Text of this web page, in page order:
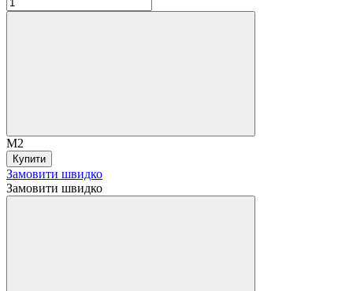
М2
Купити
Замовити швидко
Замовити швидко